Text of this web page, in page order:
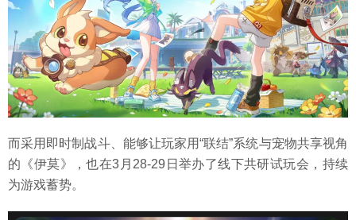
而采用即时制战斗、能够让玩家用“联结”系统与宠物共享视角
的《伊莫》，也在3月28-29日举办了线下共研试玩会，持续
为游戏蓄势。